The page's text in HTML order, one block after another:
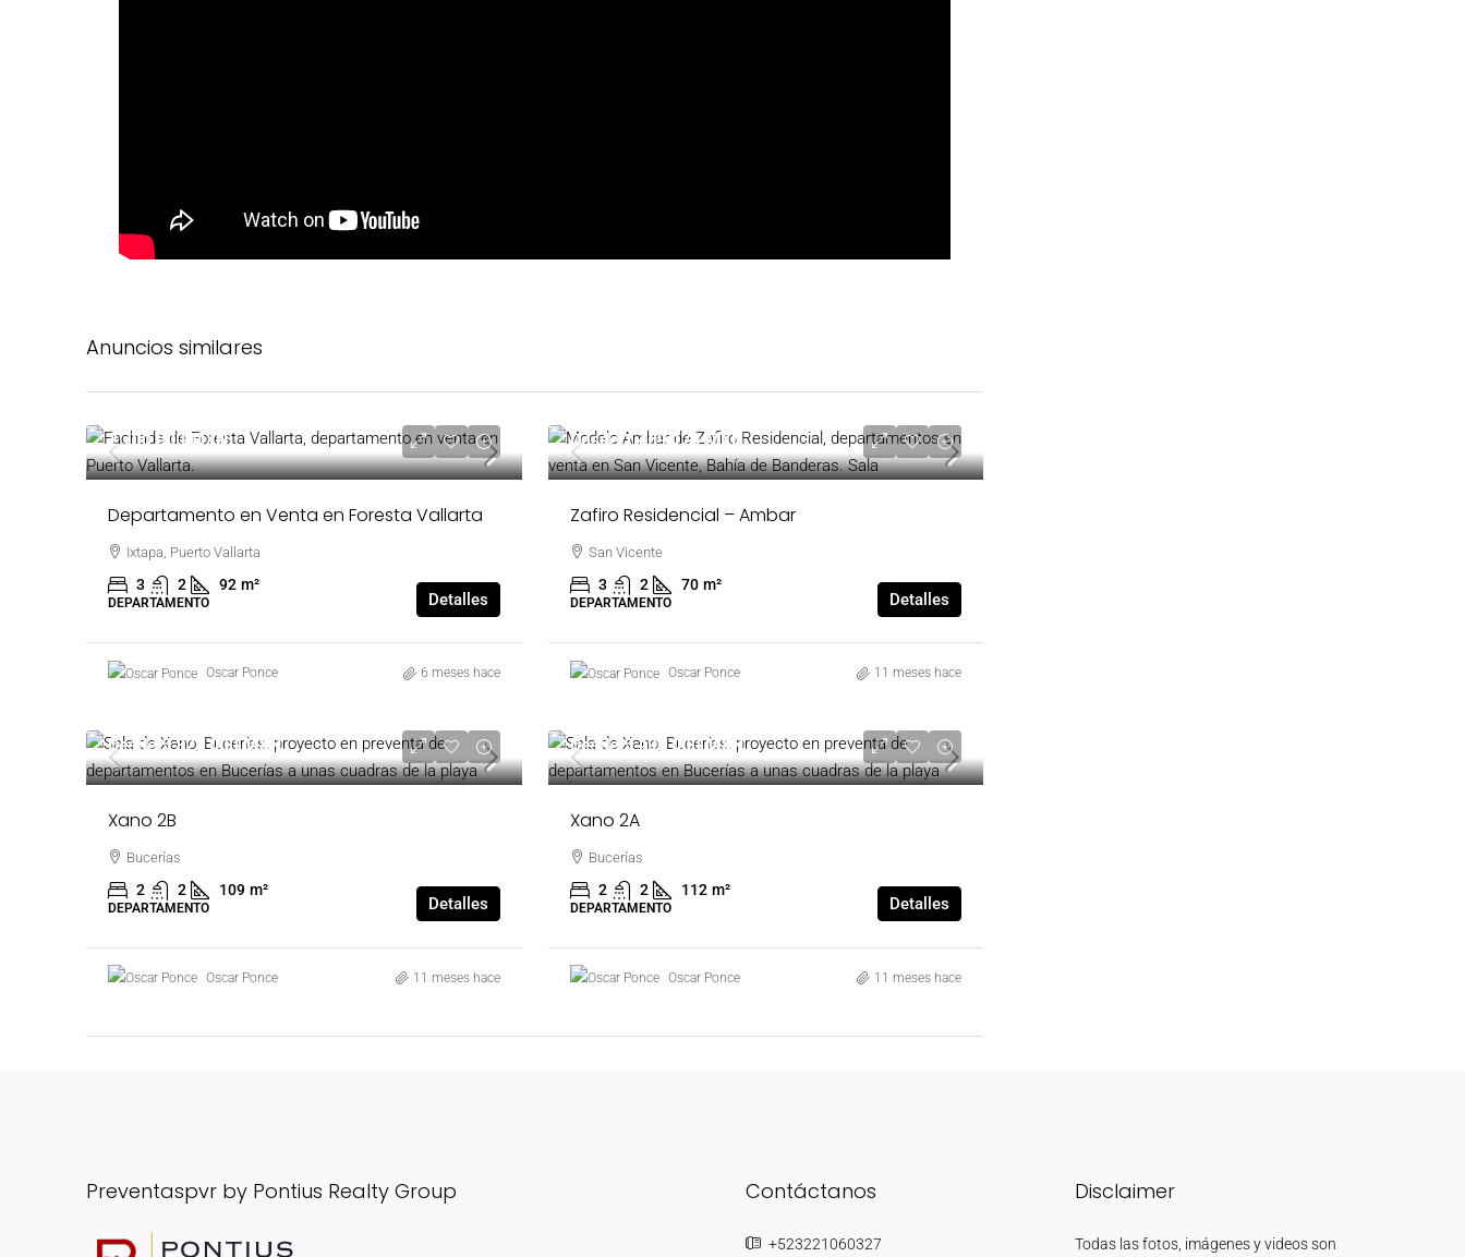
Anuncios similares
2,700,000 MXN
Departamento en Venta en Foresta Vallarta
Ixtapa, Puerto Vallarta
3 2 92 m²
DEPARTAMENTO Detalles
Oscar Ponce 6 meses hace
Desde1,469,174 MXN
Zafiro Residencial – Ambar
San Vicente
3 2 70 m²
DEPARTAMENTO Detalles
Oscar Ponce 11 meses hace
Desde5,828,000 MXN
Xano 2B
Bucerías
2 2 109 m²
DEPARTAMENTO Detalles
Oscar Ponce 11 meses hace
Desde5,490,000 MXN
Xano 2A
Bucerías
2 2 112 m²
DEPARTAMENTO Detalles
Oscar Ponce 11 meses hace
Preventaspvr by Pontius Realty Group Contáctanos
+523221060327
Disclaimer
Todas las fotos, imágenes y videos son